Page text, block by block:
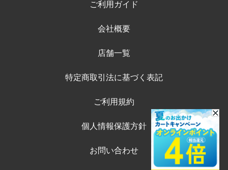
ご利用ガイド
会社概要
店舗一覧
特定商取引法に基づく表記
ご利用規約
個人情報保護方針
お問い合わせ